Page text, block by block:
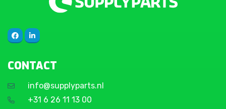
CONTACT
info@supplyparts.nl
+31 6 26 11 13 00